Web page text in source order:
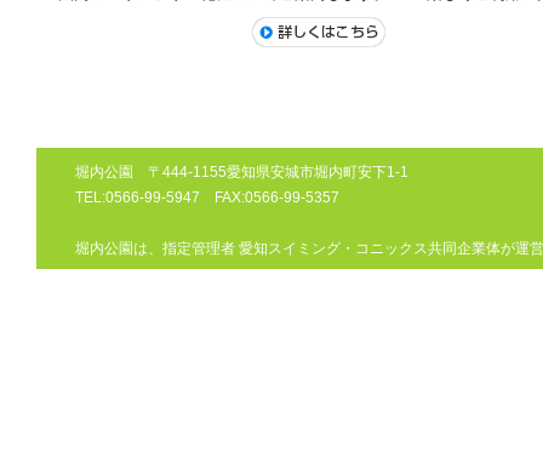
堀内公園 〒444-1155愛知県安城市堀内町安下1-1
TEL:0566-99-5947 FAX:0566-99-5357
堀内公園は、指定管理者 愛知スイミング・コニックス共同企業体が運